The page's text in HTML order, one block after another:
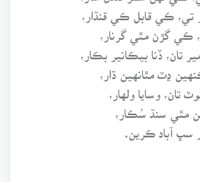
ڪي قابل ڪي قنڌار،
ڪي گڙن مٿي گرنار،
تان، ڏنا بيڪانير بڪار،
ڍٽ مٿانهين ڌار،
وسايا ولهار،
مٿي سنڌ سُڪار،
سڀ آباد ڪرين.